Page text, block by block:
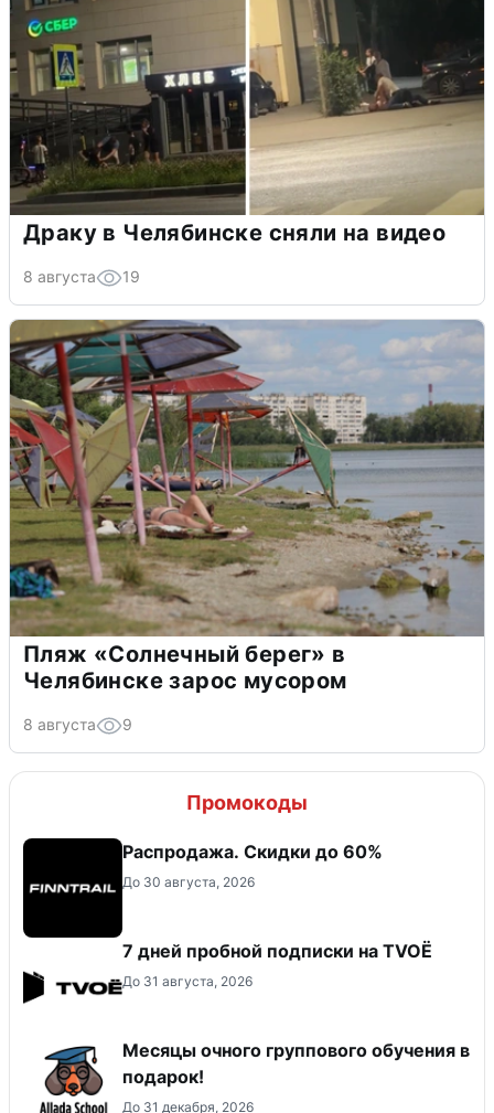
Драку в Челябинске сняли на видео
8 августа 19
Пляж «Солнечный берег» в
Челябинске зарос мусором
8 августа 9
Промокоды
Распродажа. Скидки до 60%
До 30 августа, 2026
7 дней пробной подписки на TVOЁ
До 31 августа, 2026
Месяцы очного группового обучения в
подарок!
До 31 декабря, 2026